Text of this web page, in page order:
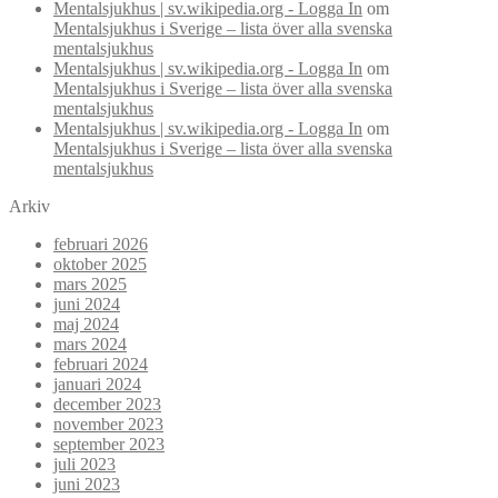
Mentalsjukhus | sv.wikipedia.org - Logga In om
Mentalsjukhus i Sverige – lista över alla svenska
mentalsjukhus
Mentalsjukhus | sv.wikipedia.org - Logga In om
Mentalsjukhus i Sverige – lista över alla svenska
mentalsjukhus
Mentalsjukhus | sv.wikipedia.org - Logga In om
Mentalsjukhus i Sverige – lista över alla svenska
mentalsjukhus
Arkiv
februari 2026
oktober 2025
mars 2025
juni 2024
maj 2024
mars 2024
februari 2024
januari 2024
december 2023
november 2023
september 2023
juli 2023
juni 2023